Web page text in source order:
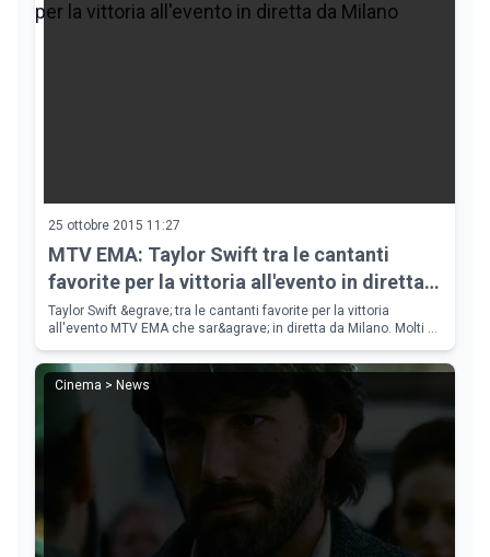
25 ottobre 2015 11:27
MTV EMA: Taylor Swift tra le cantanti
favorite per la vittoria all'evento in diretta
da Milano
Taylor Swift &egrave; tra le cantanti favorite per la vittoria
all'evento MTV EMA che sar&agrave; in diretta da Milano. Molti gli
&qu
Cinema > News